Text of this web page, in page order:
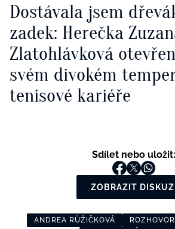
Dostávala jsem
zadek: Herečka
Zlatohlávková
svém divokém
tenisové kariéře
Sdílet nebo uložit:
ZOBRAZIT DISKUZI
ANDREA RŮŽIČKOVÁ ROZHOVOR